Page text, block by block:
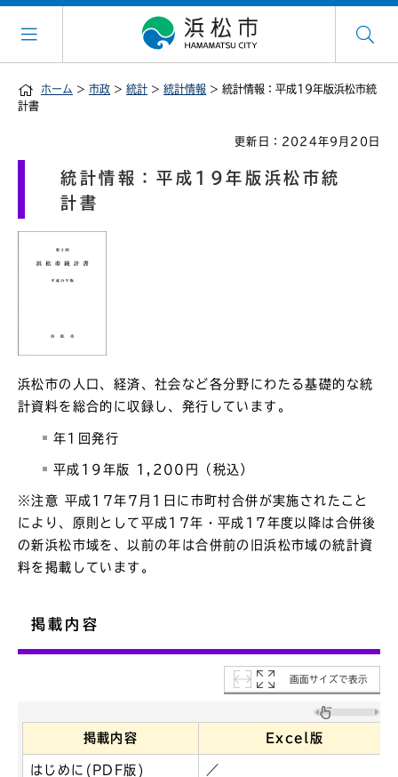
ホーム > 市政 > 統計 > 統計情報 > 統計情報：平成19年版浜松市統
計書
更新日：2024年9月20日
統計情報：平成19年版浜松市統
計書
浜松市の人口、経済、社会など各分野にわたる基礎的な統
計資料を総合的に収録し、発行しています。
年1回発行
平成19年版 1,200円（税込）
※注意 平成17年7月1日に市町村合併が実施されたこと
により、原則として平成17年・平成17年度以降は合併後
の新浜松市域を、以前の年は合併前の旧浜松市域の統計資
料を掲載しています。
掲載内容
画面サイズで表示
掲載内容 Excel版
はじめに(PDF版) ／